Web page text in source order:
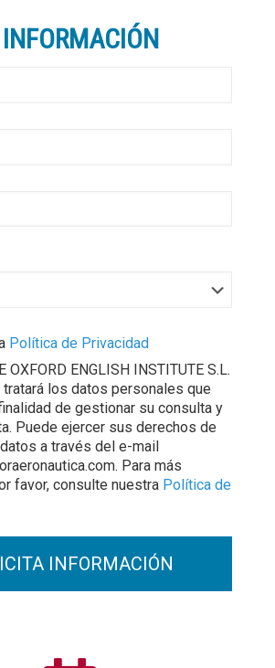
Política de Privacidad
OXFORD ENGLISH INSTITUTE S.L.
tratará los datos personales que
de gestionar su consulta y
Puede ejercer sus derechos de
a través del e-mail
Para más
favor, consulte nuestra Política de